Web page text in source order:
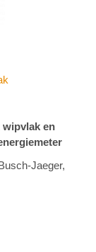
wipvlak en
Jaeger,